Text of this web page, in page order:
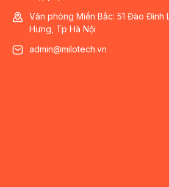
Văn phòng Miền Bắc: 51 Đào Đình
Hưng, Tp Hà Nội
admin@milotech.vn